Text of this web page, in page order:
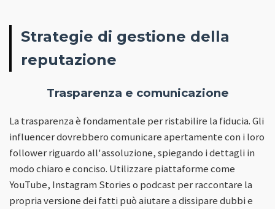
Strategie di gestione della
reputazione
Trasparenza e comunicazione
La trasparenza è fondamentale per ristabilire la fiducia. Gli
influencer dovrebbero comunicare apertamente con i loro
follower riguardo all'assoluzione, spiegando i dettagli in
modo chiaro e conciso. Utilizzare piattaforme come
YouTube, Instagram Stories o podcast per raccontare la
propria versione dei fatti può aiutare a dissipare dubbi e